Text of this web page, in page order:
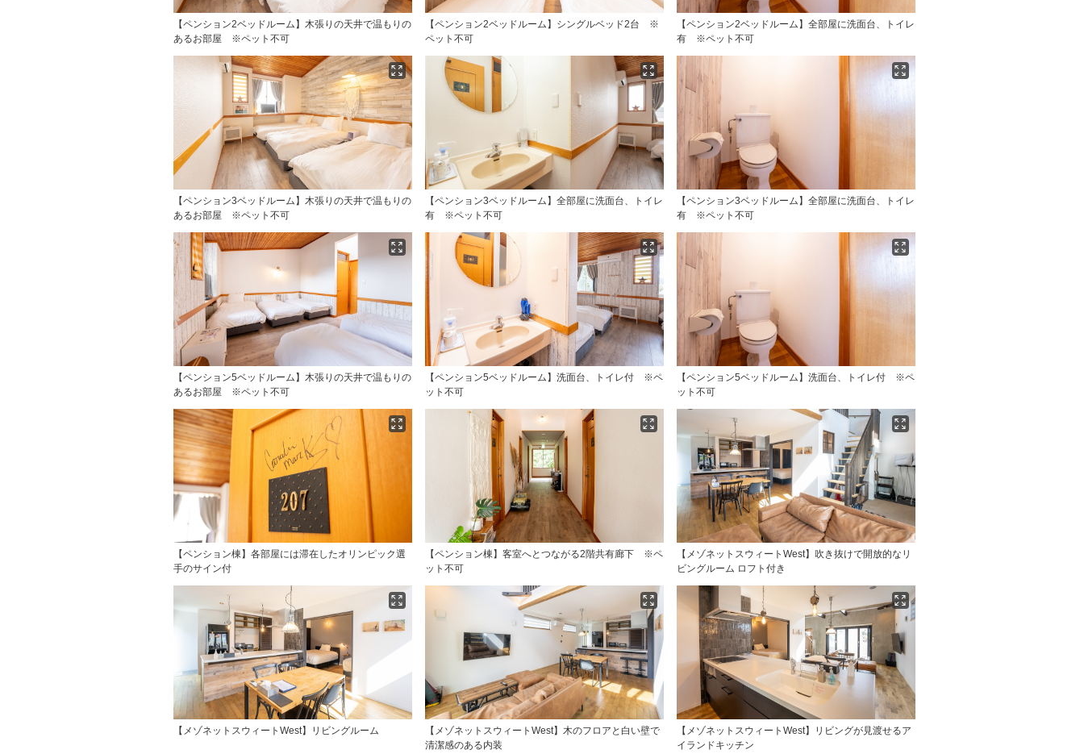
【ペンション2ベッドルーム】木張りの天井で温もりの
あるお部屋 ※ペット不可
【ペンション2ベッドルーム】シングルベッド2台 ※
ペット不可
【ペンション2ベッドルーム】全部屋に洗面台、トイレ
有 ※ペット不可
【ペンション3ベッドルーム】木張りの天井で温もりの
あるお部屋 ※ペット不可
【ペンション3ベッドルーム】全部屋に洗面台、トイレ
有 ※ペット不可
【ペンション3ベッドルーム】全部屋に洗面台、トイレ
有 ※ペット不可
【ペンション5ベッドルーム】木張りの天井で温もりの
あるお部屋 ※ペット不可
【ペンション5ベッドルーム】洗面台、トイレ付 ※ペ
ット不可
【ペンション5ベッドルーム】洗面台、トイレ付 ※ペ
ット不可
【ペンション棟】各部屋には滞在したオリンピック選
手のサイン付
【ペンション棟】客室へとつながる2階共有廊下 ※ペ
ット不可
【メゾネットスウィートWest】吹き抜けで開放的なリ
ビングルーム ロフト付き
【メゾネットスウィートWest】リビングルーム
【メゾネットスウィートWest】木のフロアと白い壁で
清潔感のある内装
【メゾネットスウィートWest】リビングが見渡せるア
イランドキッチン